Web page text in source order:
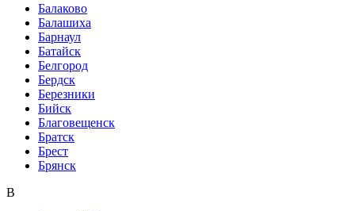
Балаково
Балашиха
Барнаул
Батайск
Белгород
Бердск
Березники
Бийск
Благовещенск
Братск
Брест
Брянск
В